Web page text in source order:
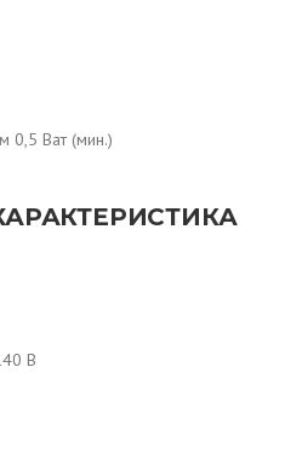
0,5 Ват (мин.)
В